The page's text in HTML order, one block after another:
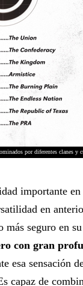
por diferentes clanes y
importante
en
más seguro en
con gran
esa sensación
capaz de